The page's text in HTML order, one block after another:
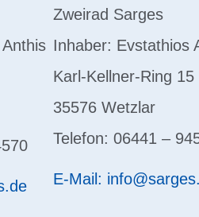
Zweirad Sarges
Inhaber: Evstathios
Karl-Kellner-Ring 15
35576 Wetzlar
Telefon: 06441 –
E-Mail: